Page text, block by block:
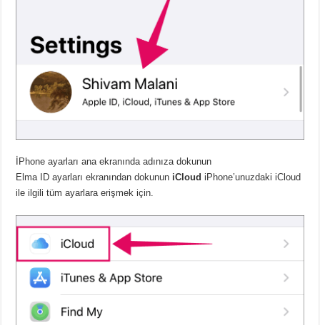
İPhone ayarları ana ekranında adınıza dokunun
Elma ID ayarları ekranından dokunun iCloud iPhone’unuzdaki iCloud
ile ilgili tüm ayarlara erişmek için.